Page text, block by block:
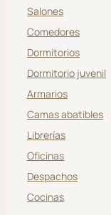
Salones
Comedores
Dormitorios
Dormitorio juvenil
Armarios
Camas abatibles
Librerías
Oficinas
Despachos
Cocinas